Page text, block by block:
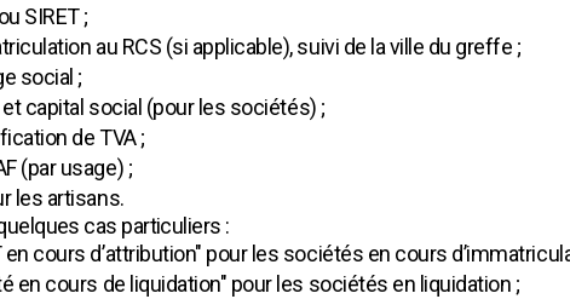
SIRET ;
au RCS (si applicable), suivi de la ville du greffe ;
social ;
capital social (pour les sociétés) ;
de TVA ;
(par usage) ;
les artisans.
cas particuliers :
en cours d’attribution" pour les sociétés en cours
en cours de liquidation" pour les sociétés en liquidation ;